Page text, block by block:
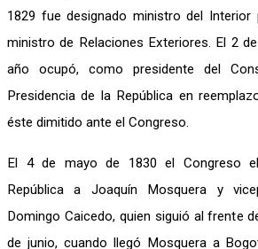
1829 fue designado ministro del Interior
ministro de Relaciones Exteriores. El 2
año ocupó, como presidente del
Presidencia de la República en
éste dimitido ante el Congreso.
El 4 de mayo de 1830 el Congreso
República a Joaquín Mosquera y
Domingo Caicedo, quien siguió al frente
de junio, cuando llegó Mosquera a